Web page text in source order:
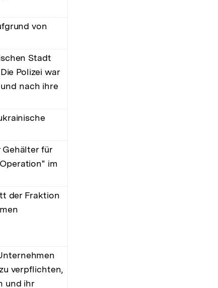
von
Stadt
Polizei war
nach ihre
für
im
der Fraktion
verpflichten,
und ihr